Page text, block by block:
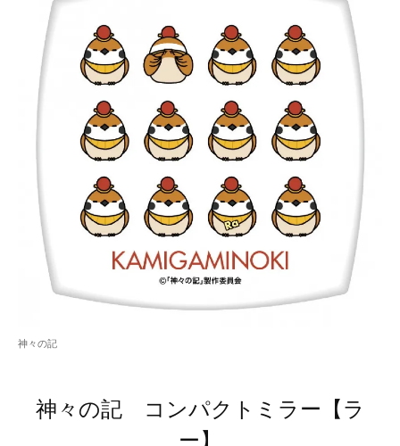
神々の記
神々の記 コンパクトミラー【ラ